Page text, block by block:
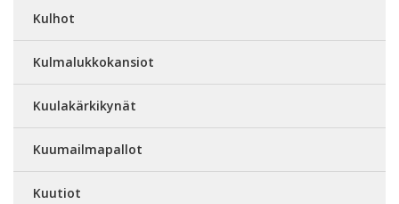
Kulhot
Kulmalukkokansiot
Kuulakärkikynät
Kuumailmapallot
Kuutiot